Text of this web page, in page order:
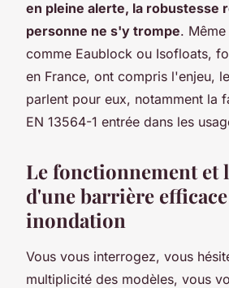
en pleine alerte, la robustesse
personne ne s'y trompe.
comme Eaublock ou Isofloats,
en France, ont compris l'enjeu,
parlent pour eux, notamment la
EN 13564-1 entrée dans les
Le fonctionnement et
d'une barrière
inondation
Vous vous interrogez, vous
multiplicité des modèles, vous